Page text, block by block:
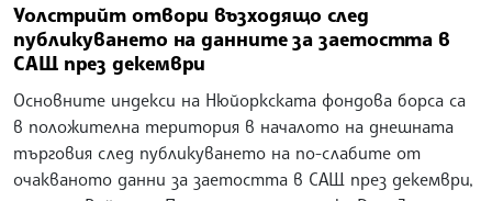
Уолстрийт отвори възходящо след
публикуването на данните за заетостта в
САЩ през декември
Основните индекси на Нюйоркската фондова борса са
в положителна територия в началото на днешната
търговия след публикуването на по-слабите от
очакваното данни за заетостта в САЩ през декември,